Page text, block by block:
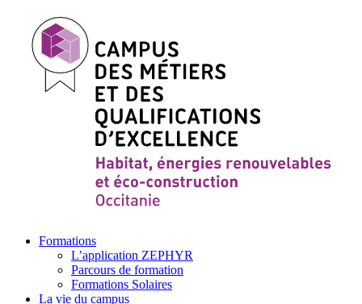
Formations
L’application ZEPHYR
Parcours de formation
Formations Solaires
La vie du campus